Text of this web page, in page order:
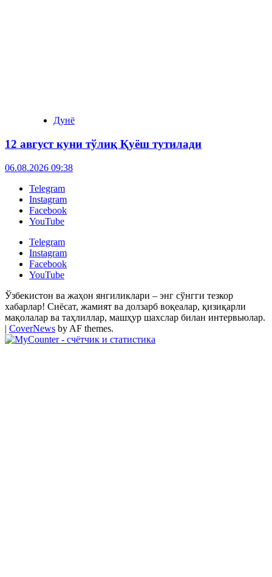
Дунё
12 август куни тўлиқ Қуёш тутилади
06.08.2026 09:38
Telegram
Instagram
Facebook
YouTube
Telegram
Instagram
Facebook
YouTube
Ўзбекистон ва жаҳон янгиликлари – энг сўнгги тезкор
хабарлар! Сиёсат, жамият ва долзарб воқеалар, қизиқарли
мақолалар ва таҳлиллар, машҳур шахслар билан интервьюлар.
| CoverNews by AF themes.